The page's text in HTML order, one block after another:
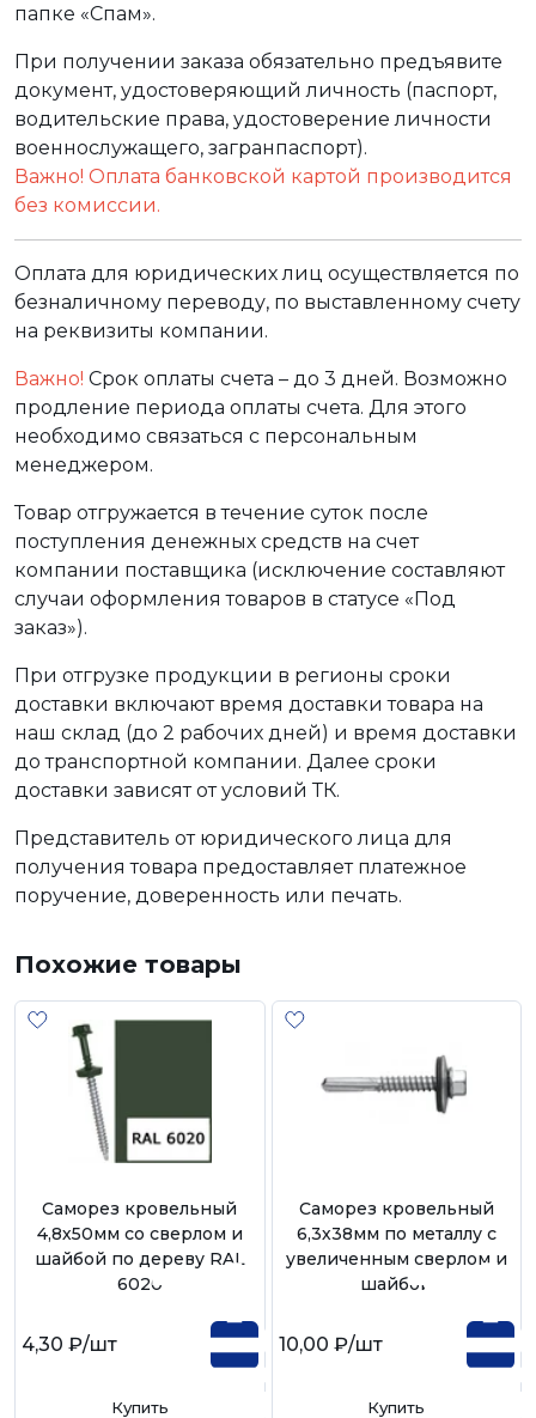
папке «Спам».
При получении заказа обязательно предъявите
документ, удостоверяющий личность (паспорт,
водительские права, удостоверение личности
военнослужащего, загранпаспорт).
Важно! Оплата банковской картой производится
без комиссии.
Оплата для юридических лиц осуществляется по
безналичному переводу, по выставленному счету
на реквизиты компании.
Важно! Срок оплаты счета – до 3 дней. Возможно
продление периода оплаты счета. Для этого
необходимо связаться с персональным
менеджером.
Товар отгружается в течение суток после
поступления денежных средств на счет
компании поставщика (исключение составляют
случаи оформления товаров в статусе «Под
заказ»).
При отгрузке продукции в регионы сроки
доставки включают время доставки товара на
наш склад (до 2 рабочих дней) и время доставки
до транспортной компании. Далее сроки
доставки зависят от условий ТК.
Представитель от юридического лица для
получения товара предоставляет платежное
поручение, доверенность или печать.
Похожие товары
Саморез кровельный
4,8х50мм со сверлом и
шайбой по дереву RAL
6020
4,30 ₽/шт
Купить
Саморез кровельный
6,3х38мм по металлу с
увеличенным сверлом и
шайбой
10,00 ₽/шт
Купить